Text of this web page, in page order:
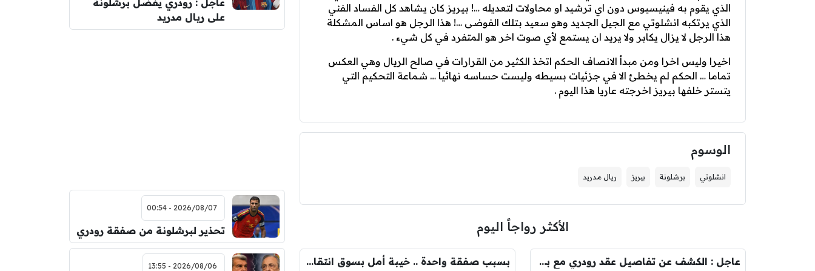
الذي يقوم به فينيسيوس دون اي ترشيد او محاولات لتعديله …! بيريز كان يشاهد كل الفساد الفني
الذي يرتكبه انشلوتي مع الجيل الجديد وهو سعيد بتلك الفوضى …! هذا الرجل هو اساس المشكلة
هذا الرجل لا يزال يكابر ولا يريد ان يستمع لأي صوت اخر هو المتفرد في كل شيء .
اخيرا وليس اخرا ومن مبدأ الانصاف الحكم اتخذ الكثير من القرارات في صالح الريال وهي العكس
تماما … الحكم لم يخطئ الا في جزئيات بسيطه وليست حساسه نهائيا … شماعة التحكيم التي
يتستر خلفها بيريز اخرجته عاريا هذا اليوم .
الوسوم
انشلوتي برشلونة بيريز ريال مدريد
الأكثر رواجاً اليوم
عاجل : الكشف عن تفاصيل عقد رودري مع برشلونة.. قيمة الصفقة والراتب بسبب صفقة واحدة .. خيبة أمل بسوق انتقالات ريال مدريد !
عاجل : رودري يفضل برشلونة
على ريال مدريد
2026/08/07 - 00:54
تحذير لبرشلونة من صفقة رودري
2026/08/06 - 13:55